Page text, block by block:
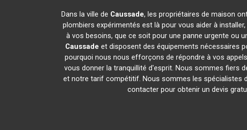
Dans la ville de Caussade, les propriétaires de maison
plombiers expérimentés est là pour vous aider à
à vos besoins, que ce soit pour une panne urgente ou
Caussade et disposent des équipements nécessaires
pourquoi nous nous efforçons de répondre à vos
vous donner la tranquillité d'esprit. Nous sommes fiers
et notre tarif compétitif. Nous sommes les spécialistes
contacter pour obtenir un devis